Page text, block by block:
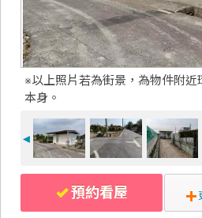
※以上照片若為街景，為物件附近
本身。
◄
預約看屋